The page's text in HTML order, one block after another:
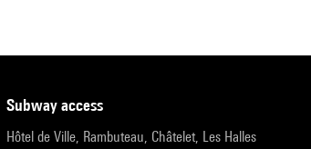
subway access
Hôtel de Ville, Rambuteau, Châtelet, Les Halles